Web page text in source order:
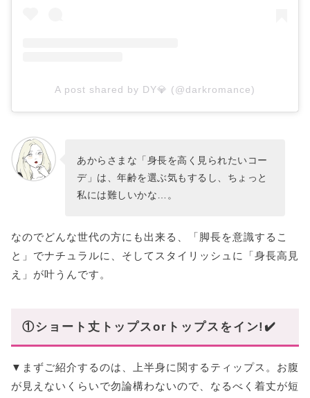
A post shared by DY💎 (@darkromance)
あからさまな「身長を高く見られたいコー
デ」は、年齢を選ぶ気もするし、ちょっと
私には難しいかな…。
なのでどんな世代の方にも出来る、「脚長を意識するこ
と」でナチュラルに、そしてスタイリッシュに「身長高見
え」が叶うんです。
①ショート丈トップスorトップスをイン!✔️
▼まずご紹介するのは、上半身に関するティップス。お腹
が見えないくらいで勿論構わないので、なるべく着丈が短